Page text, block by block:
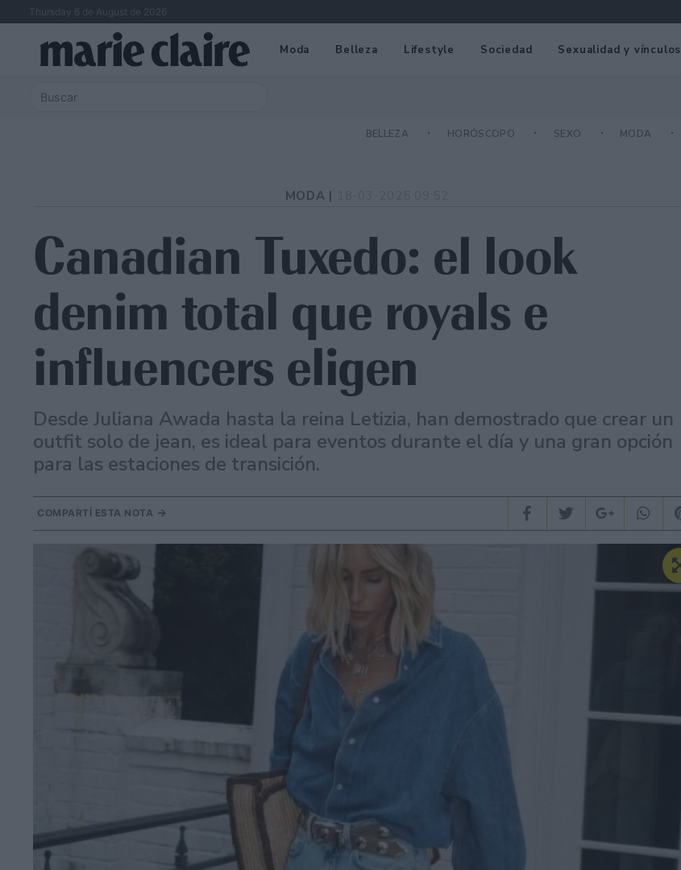
Thursday 6 de August de 2026
Moda Belleza Lifestyle Sociedad Sexualidad y vínculos
BELLEZA HORÓSCOPO SEXO MODA
MODA |
Canadian Tuxedo: el look
denim total que royals e
influencers eligen
Desde Juliana Awada hasta la reina Letizia, han demostrado que crear un
outfit solo de jean, es ideal para eventos durante el día y una gran opción
para las estaciones de transición.
COMPARTÍ ESTA NOTA